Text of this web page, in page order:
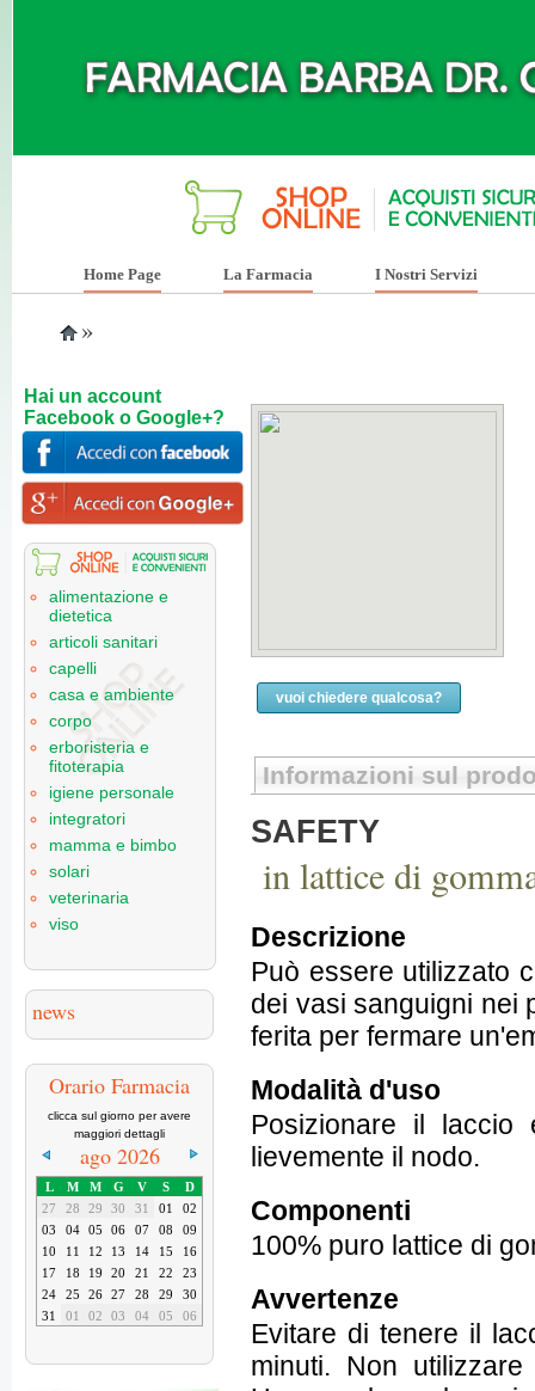
Hai un account
Facebook o Google+?
alimentazione e
dietetica
articoli sanitari
capelli
casa e ambiente
corpo
erboristeria e
fitoterapia
igiene personale
integratori
mamma e bimbo
solari
veterinaria
viso
news
Orario Farmacia
clicca sul giorno per avere
maggiori dettagli
ago 2026
L M M G V S
D
27
28 29 30 31 01
02
03
04 05 06 07 08
09
10
11 12 13 14 15
16
17
18 19 20 21 22
23
24
25 26 27 28 29
30
31
01 02 03 04 05 06
Home Page La Farmacia I Nostri Servizi
»
vuoi chiedere qualcosa?
Informazioni sul
SAFETY
in lattice di
Descrizione
Può essere utilizzato
dei vasi sanguigni nei
ferita per fermare
Modalità d'uso
Posizionare il laccio
lievemente il nodo.
Componenti
100% puro lattice di
Avvertenze
Evitare di tenere il
minuti. Non